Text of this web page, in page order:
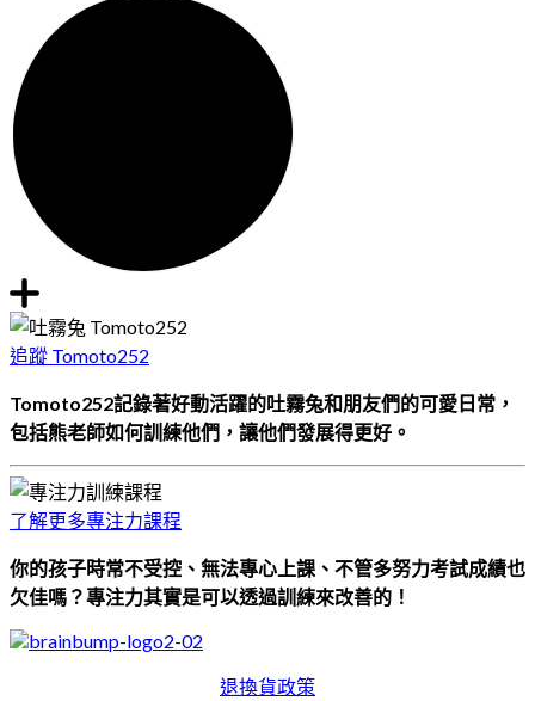
追蹤 Tomoto252
Tomoto252記錄著好動活躍的吐霧兔和朋友們的可愛日常，
包括熊老師如何訓練他們，讓他們發展得更好。
了解更多專注力課程
你的孩子時常不受控、無法專心上課、不管多努力考試成績也
欠佳嗎？專注力其實是可以透過訓練來改善的！
退換貨政策